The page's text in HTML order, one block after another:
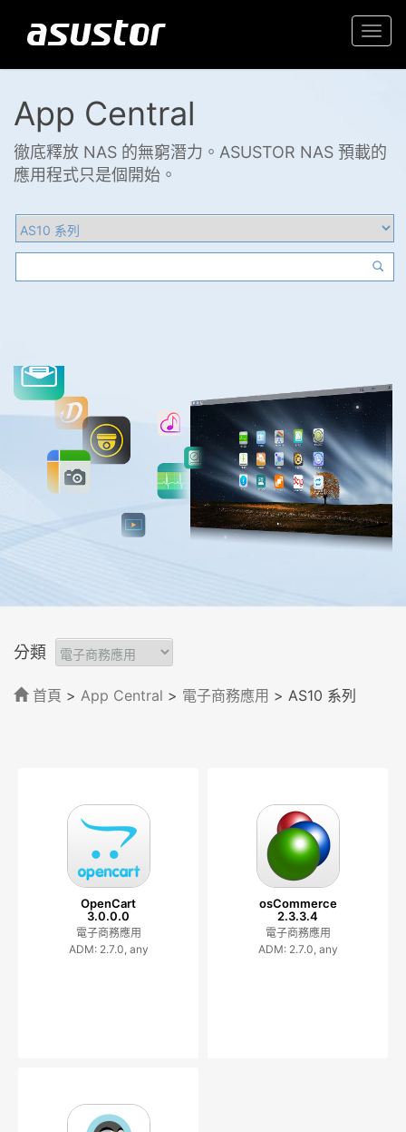
App Central
徹底釋放 NAS 的無窮潛力。ASUSTOR NAS 預載的
應用程式只是個開始。
分類
首頁 > App Central > 電子商務應用 > AS10 系列
OpenCart
3.0.0.0
電子商務應用
ADM: 2.7.0, any
osCommerce
2.3.3.4
電子商務應用
ADM: 2.7.0, any